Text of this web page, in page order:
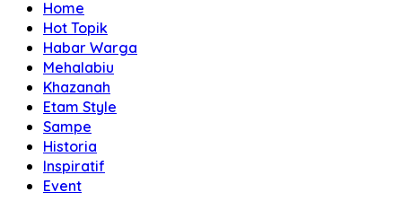
Home
Hot Topik
Habar Warga
Mehalabiu
Khazanah
Etam Style
Sampe
Historia
Inspiratif
Event